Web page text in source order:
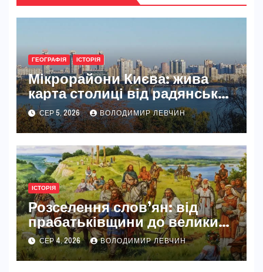
ГЕОГРАФІЯ ІСТОРІЯ
Мікрорайони Києва: жива
карта столиці від радянських
масивів до сучасних
кварталів
СЕР 5, 2026 ВОЛОДИМИР ЛЕВЧИН
ІСТОРІЯ
Розселення слов’ян: від
прабатьківщини до великих
міграцій Європою
СЕР 4, 2026 ВОЛОДИМИР ЛЕВЧИН